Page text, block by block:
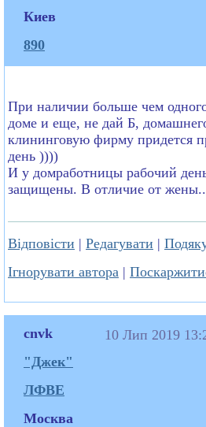
Киев
890
При наличии больше чем
доме и еще, не дай Б,
клининговую фирму придется
день ))))
И у домработницы рабочий
защищены. В отличие от
Відповісти | Редагувати |
Ігнорувати автора |
cnvk
"Джек"
ЛФВЕ
Москва
10 Лип 2019